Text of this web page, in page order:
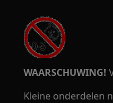
WAARSCHUWING!
Kleine onderdelen